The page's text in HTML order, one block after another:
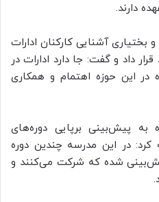
دارند.
بختیاری آشنایی کارکنان ادارات
داد و گفت: جا دارد ادارات در
در این حوزه اهتمام و همکاری
به پیش‌بینی برپایی دوره‌های
در این مدرسه چندین دوره
شده که شرکت می‌کنند و